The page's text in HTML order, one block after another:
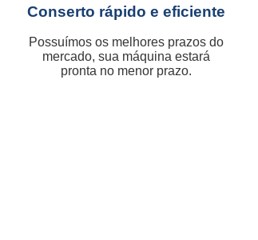
Conserto rápido e eficiente
Possuímos os melhores prazos do
mercado, sua máquina estará
pronta no menor prazo.